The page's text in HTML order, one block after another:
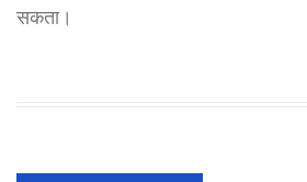
सकता।